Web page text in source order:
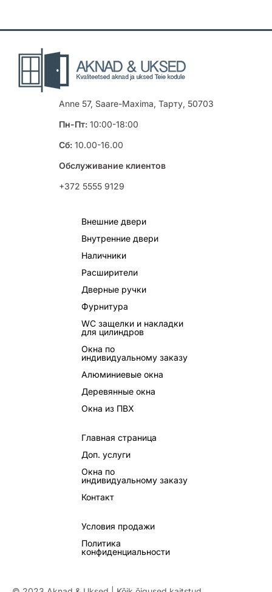
Anne 57, Saare-Maxima, Тарту, 50703
Пн-Пт:10:00-18:00
Сб:10.00-16.00
Обслуживание клиентов
+372 5555 9129
Внешние двери
Внутренние двери
Наличники
Расширители
Дверные ручки
Фурнитура
WC защелки и накладки
для цилиндров
Окна по
индивидуальному заказу
Алюминиевые окна
Деревянные окна
Окна из ПВХ
Главная страница
Доп. услуги
Окна по
индивидуальному заказу
Контакт
Условия продажи
Политика
конфиденциальности